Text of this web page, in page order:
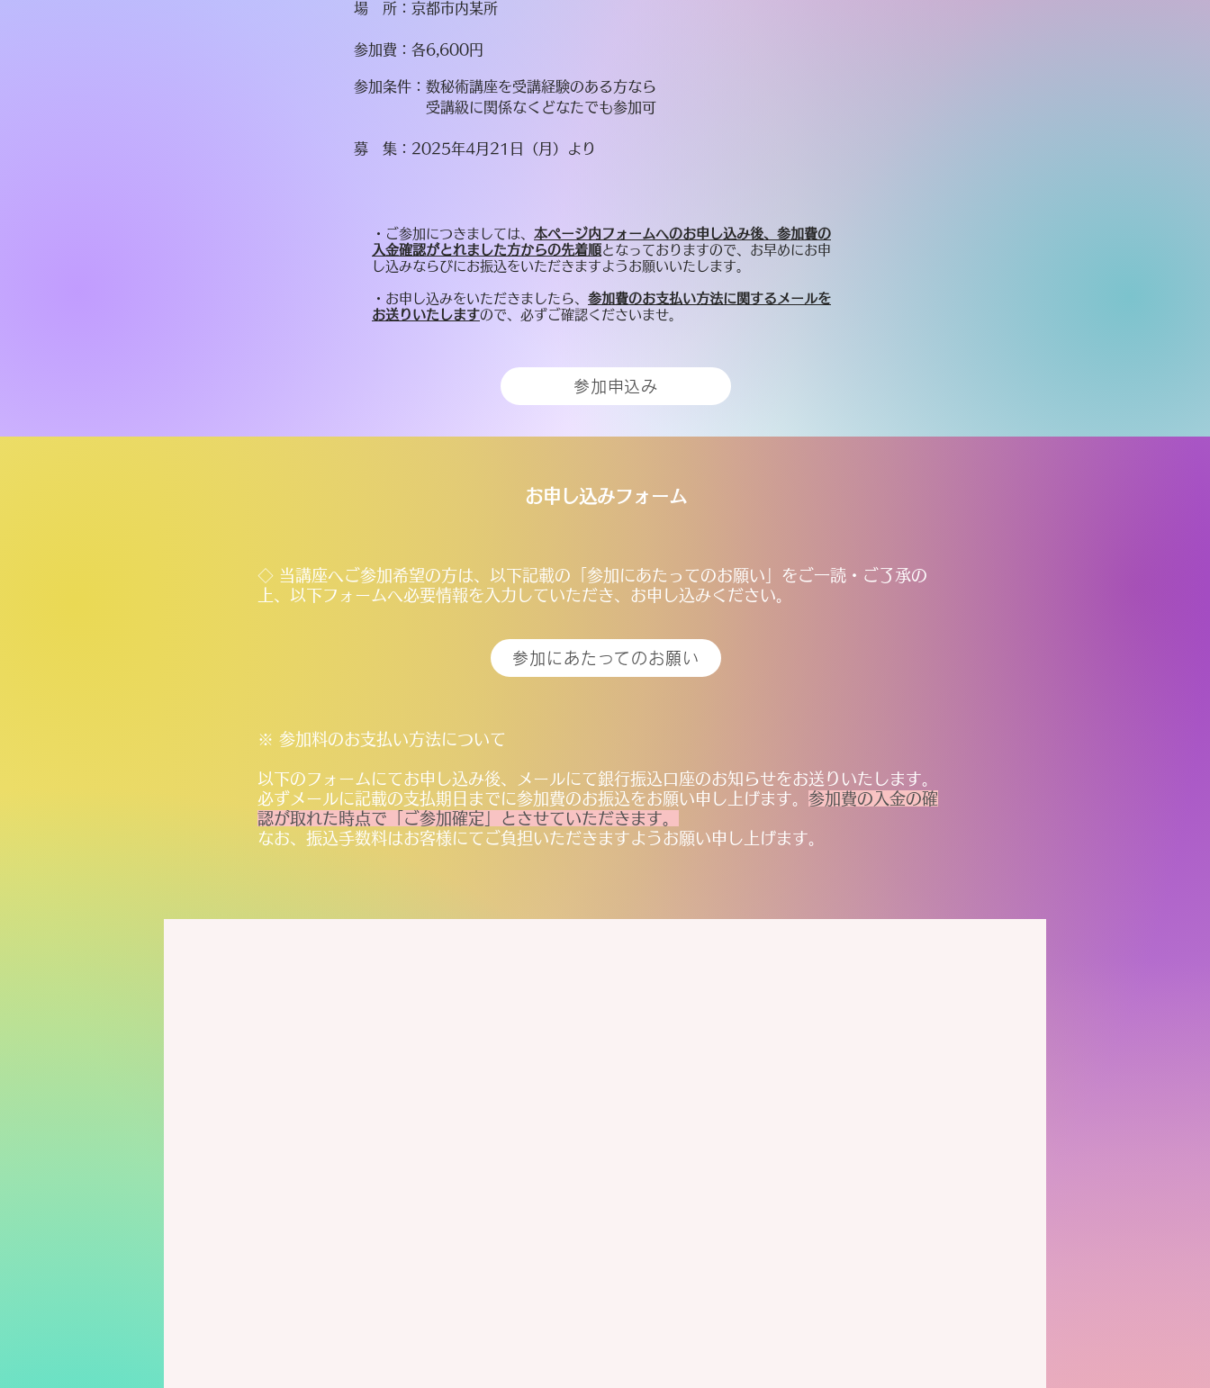
場 所：京都市内某所
参加費：各6,600円
参加条件：数秘術講座を受講経験のある方なら
受講級に関係なくどなたでも参加可
募 集：2025年4月21日（月）より
・ご参加につきましては、 本ページ内フォームへのお申し込み後、参加費の
入金確認がとれました方からの先着順となっておりますので、お早めにお申
し込みならびにお振込をいただきますようお願いいたします。
・​お申し込みをいただきましたら、 参加費のお支払い方法に関するメールを
お送りいたしますので、必ずご確認くださいませ。
参加申込み
​お申し込みフォーム
◇ 当講座へご参加希望の方は、以下記載の「参加にあたってのお願い」をご一読・ご了承の
上、以下フォームへ必要情報を入力していただき、お申し込みください。
参加にあたってのお願い
※ 参加料のお支払い方法について
以下のフォームにてお申し込み後、メールにて銀行振込口座のお知らせをお送りいたします。
必ずメールに記載の支払期日までに参加費のお振込をお願い申し上げます。 参加費の入金の確
認が取れた時点で「ご参加確定」とさせていただきます。
なお、振込手数料はお客様にてご負担いただきますようお願い申し上げます。